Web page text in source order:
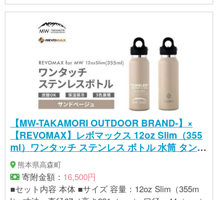
【MW-TAKAMORI OUTDOOR BRAND-】×
【REVOMAX】レボマックス 12oz Slim（355
ml）ワンタッチ ステンレス ボトル 水筒 タンブ
ラー マグボトル 真空断熱 保温 保冷 炭酸OK キ
ャンプ アウトドア オフィス【サンドベージュ
（全5色展開）】
熊本県高森町
寄附金額： 16,500円
■セット内容 本体 ■サイズ 容量：12oz Slim（355m